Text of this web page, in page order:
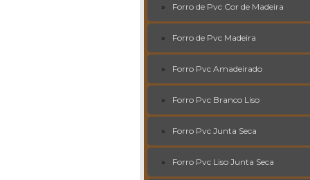
Forro de Pvc Cor de Madeira
Forro de Pvc Madeira
Forro Pvc Amadeirado
Forro Pvc Branco Liso
Forro Pvc Junta Seca
Forro Pvc Liso Junta Seca